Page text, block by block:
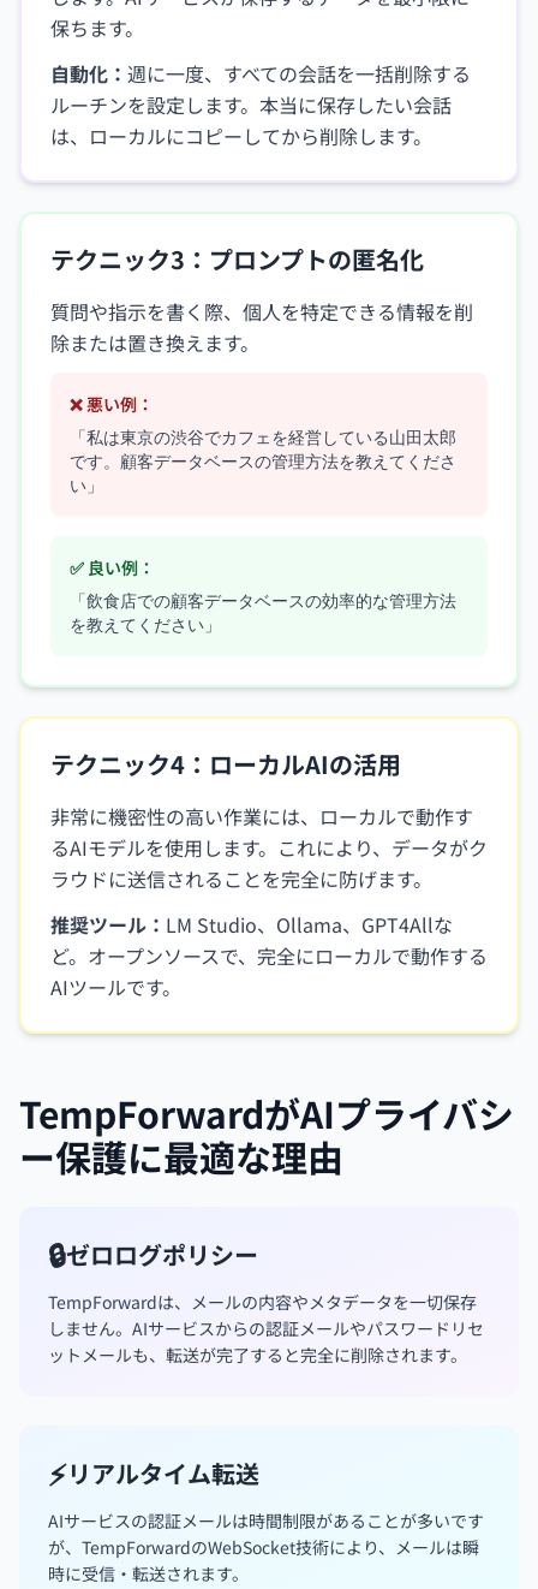
保ちます。
自動化： 週に一度、すべての会話を一括削除する
ルーチンを設定します。本当に保存したい会話
は、ローカルにコピーしてから削除します。
テクニック3：プロンプトの匿名化
質問や指示を書く際、個人を特定できる情報を削
除または置き換えます。
❌ 悪い例：
「私は東京の渋谷でカフェを経営している山田太郎
です。顧客データベースの管理方法を教えてくださ
い」
✅ 良い例：
「飲食店での顧客データベースの効率的な管理方法
を教えてください」
テクニック4：ローカルAIの活用
非常に機密性の高い作業には、ローカルで動作す
るAIモデルを使用します。これにより、データがク
ラウドに送信されることを完全に防げます。
推奨ツール： LM Studio、Ollama、GPT4Allな
ど。オープンソースで、完全にローカルで動作する
AIツールです。
TempForwardがAIプライバシ
ー保護に最適な理由
🔒ゼロログポリシー
TempForwardは、メールの内容やメタデータを一切保存
しません。AIサービスからの認証メールやパスワードリセ
ットメールも、転送が完了すると完全に削除されます。
⚡リアルタイム転送
AIサービスの認証メールは時間制限があることが多いです
が、TempForwardのWebSocket技術により、メールは瞬
時に受信・転送されます。